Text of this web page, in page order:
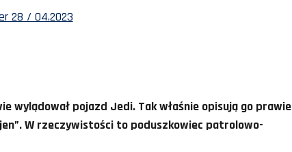
28 / 04.2023
wylądował pojazd Jedi. Tak właśnie opisują go prawie
W rzeczywistości to poduszkowiec patrolowo-